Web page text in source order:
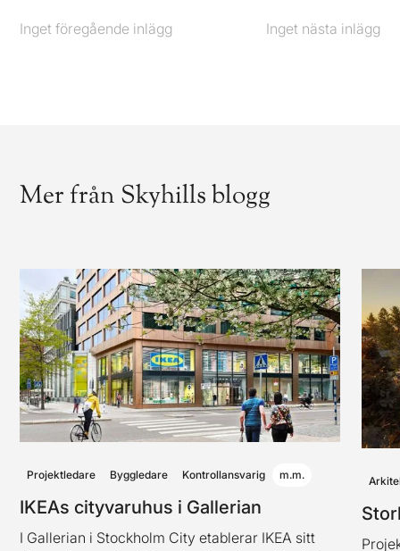
Föregående
Inget föregående inlägg Nästa
Inget nästa inlägg
Mer från Skyhills blogg
Projektledare Byggledare Kontrollansvarig m.m.
IKEAs cityvaruhus i Gallerian
I Gallerian i Stockholm City etablerar IKEA sitt